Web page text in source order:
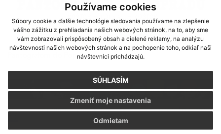
Používame cookies
Súbory cookie a ďalšie technológie sledovania používame na zlepšenie
vášho zážitku z prehliadania našich webových stránok, na to, aby sme
vám zobrazovali prispôsobený obsah a cielené reklamy, na analýzu
návštevnosti našich webových stránok a na pochopenie toho, odkiaľ naši
návštevníci prichádzajú.
SÚHLASÍM
Odmietam
Zmeniť moje nastavenia
Sme partnerom programu Košického samosprávneho kraja Terra
Incognita
Pantografom do Popradu